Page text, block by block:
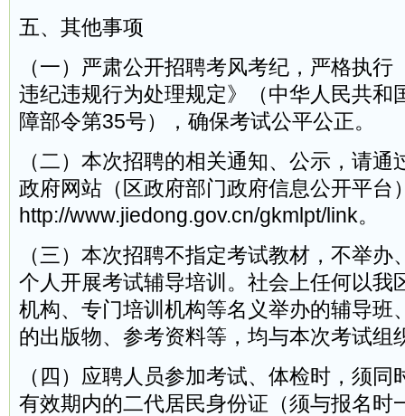
五、其他事项
（一）严肃公开招聘考风考纪，严格执
违纪违规行为处理规定》（中华人民共和
障部令第35号），确保考试公平公正。
（二）本次招聘的相关通知、公示，请
政府网站（区政府部门政府信息公开平台
http://www.jiedong.gov.cn/gkmlpt/link。
（三）本次招聘不指定考试教材，不举
个人开展考试辅导培训。社会上任何以我
机构、专门培训机构等名义举办的辅导班
的出版物、参考资料等，均与本次考试组
（四）应聘人员参加考试、体检时，须
有效期内的二代居民身份证（须与报名时